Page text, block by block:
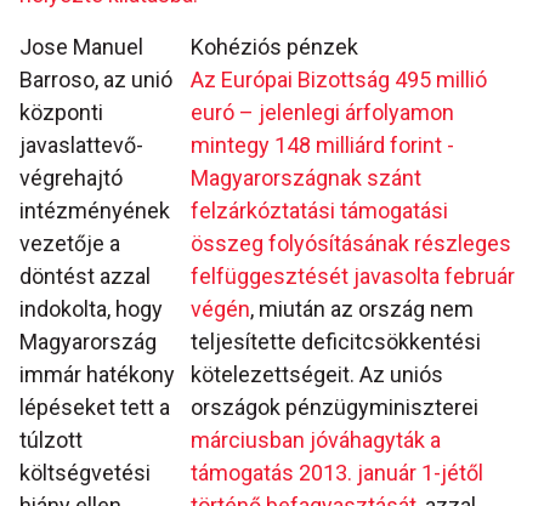
Kohéziós pénzek
Az Európai Bizottság 495 millió
euró – jelenlegi árfolyamon
mintegy 148 milliárd forint -
Magyarországnak szánt
felzárkóztatási támogatási
összeg folyósításának részleges
felfüggesztését javasolta február
végén, miután az ország nem
teljesítette deficitcsökkentési
kötelezettségeit. Az uniós
országok pénzügyminiszterei
márciusban jóváhagyták a
támogatás 2013. január 1-jétől
Jose Manuel
Barroso, az unió
központi
javaslattevő-
végrehajtó
intézményének
vezetője a
döntést azzal
indokolta, hogy
Magyarország
immár hatékony
lépéseket tett a
túlzott
költségvetési